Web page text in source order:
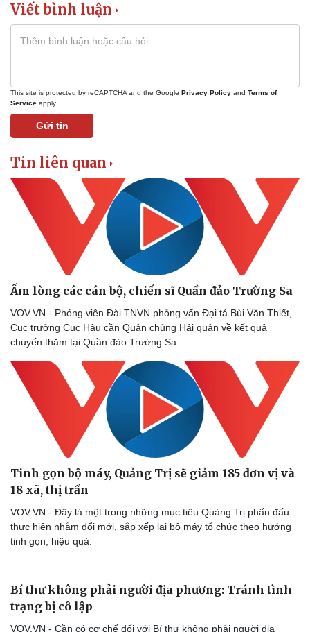
Thể thao
Bóng đá
Thế giới thể thao
eSports
Hậu trường
Ô tô - Xe máy
Tư vấn
Viết bình luận
This site is protected by reCAPTCHA and the Google Privacy Policy and Terms of
Service apply.
Gửi tin
Tin liên quan
Ấm lòng các cán bộ, chiến sĩ Quần đảo Trường Sa
VOV.VN - Phóng viên Đài TNVN phỏng vấn Đại tá Bùi Văn Thiết,
Cục trưởng Cục Hậu cần Quân chủng Hải quân về kết quả
chuyến thăm tại Quần đảo Trường Sa.
Tinh gọn bộ máy, Quảng Trị sẽ giảm 185 đơn vị và
18 xã, thị trấn
VOV.VN - Đây là một trong những mục tiêu Quảng Trị phấn đấu
thực hiện nhằm đổi mới, sắp xếp lại bộ máy tổ chức theo hướng
tinh gọn, hiệu quả.